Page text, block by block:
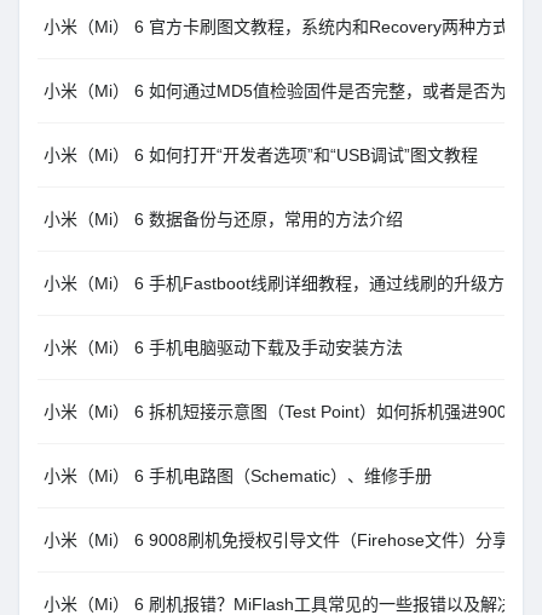
小米（Mi） 6 官方卡刷图文教程，系统内和Recovery两种方式
小米（Mi） 6 如何通过MD5值检验固件是否完整，或者是否为官
小米（Mi） 6 如何打开“开发者选项”和“USB调试”图文教程
小米（Mi） 6 数据备份与还原，常用的方法介绍
小米（Mi） 6 手机Fastboot线刷详细教程，通过线刷的升级方法
小米（Mi） 6 手机电脑驱动下载及手动安装方法
小米（Mi） 6 拆机短接示意图（Test Point）如何拆机强进9008刷
小米（Mi） 6 手机电路图（Schematic）、维修手册
小米（Mi） 6 9008刷机免授权引导文件（Firehose文件）分享
小米（Mi） 6 刷机报错？MiFlash工具常见的一些报错以及解决办